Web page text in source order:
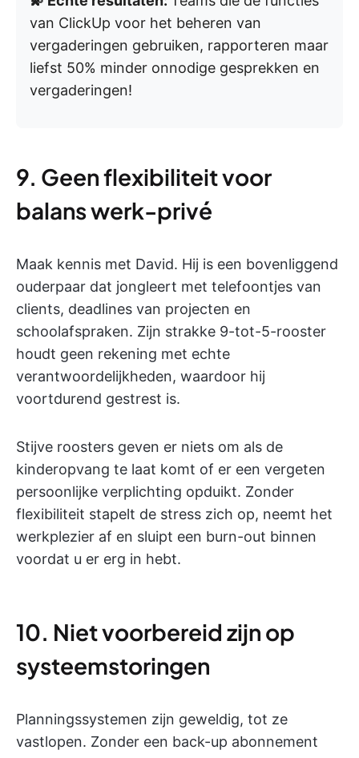
van ClickUp voor het beheren van
vergaderingen gebruiken, rapporteren maar
liefst 50% minder onnodige gesprekken en
vergaderingen!
9. Geen flexibiliteit voor
balans werk-privé
Maak kennis met David. Hij is een bovenliggend
ouderpaar dat jongleert met telefoontjes van
clients, deadlines van projecten en
schoolafspraken. Zijn strakke 9-tot-5-rooster
houdt geen rekening met echte
verantwoordelijkheden, waardoor hij
voortdurend gestrest is.
Stijve roosters geven er niets om als de
kinderopvang te laat komt of er een vergeten
persoonlijke verplichting opduikt. Zonder
flexibiliteit stapelt de stress zich op, neemt het
werkplezier af en sluipt een burn-out binnen
voordat u er erg in hebt.
10. Niet voorbereid zijn op
systeemstoringen
Planningssystemen zijn geweldig, tot ze
vastlopen. Zonder een back-up abonnement